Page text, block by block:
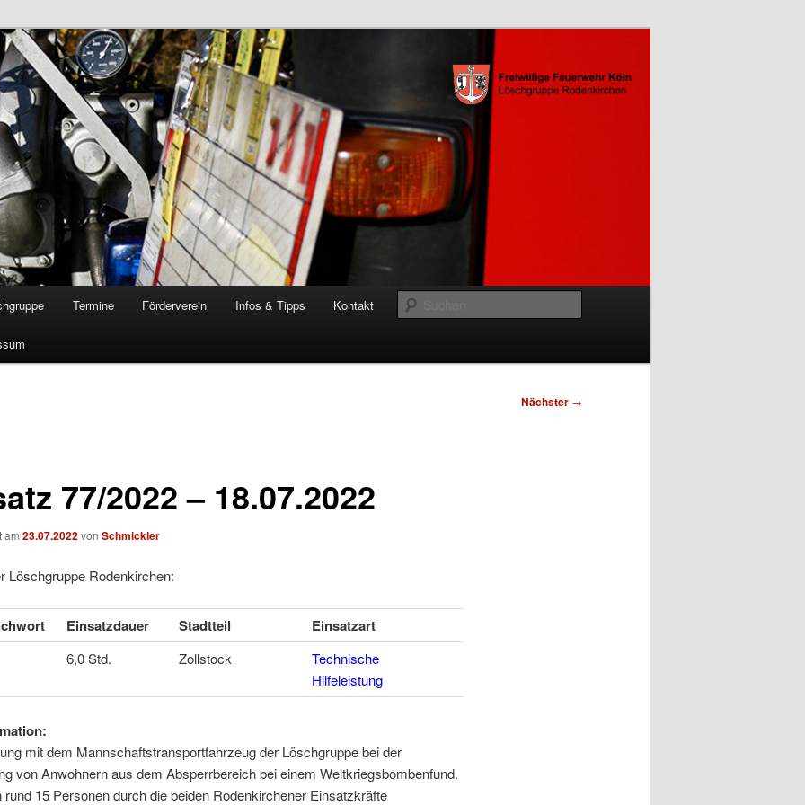
Rodenkirchen
Termine Förderverein Infos & Tipps Kontakt
Nächster →
77/2022 – 18.07.2022
am 23.07.2022von Schmickler
Löschgruppe Rodenkirchen:
Einsatzdauer Stadtteil Einsatzart
6,0 Std. Zollstock
Technische
Hilfeleistung
mit dem Mannschaftstransportfahrzeug der Löschgruppe bei der
von Anwohnern aus dem Absperrbereich bei einem Weltkriegsbombenfund.
rund 15 Personen durch die beiden Rodenkirchener Einsatzkräfte